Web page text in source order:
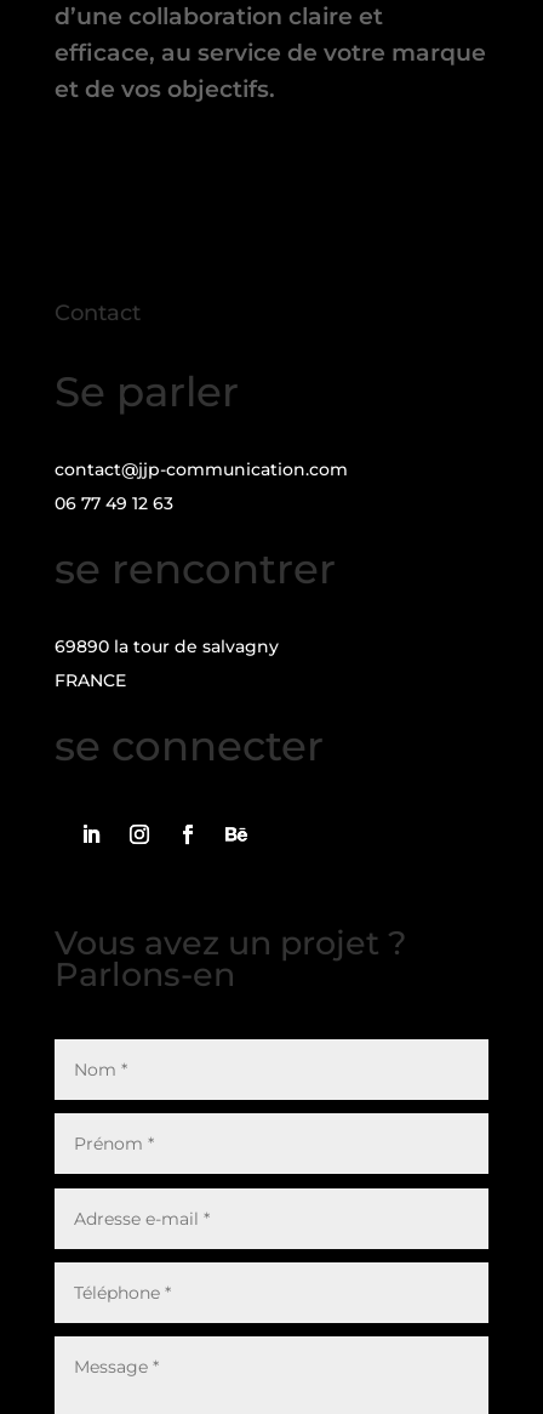
d’une collaboration claire et
efficace, au service de votre marque
et de vos objectifs.
Contact
Se parler
contact@jjp-communication.com
06 77 49 12 63
se rencontrer
69890 la tour de salvagny
FRANCE
se connecter
Vous avez un projet ?
Parlons-en